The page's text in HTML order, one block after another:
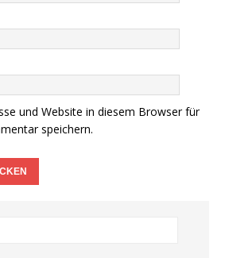
und Website in diesem Browser für
speichern.